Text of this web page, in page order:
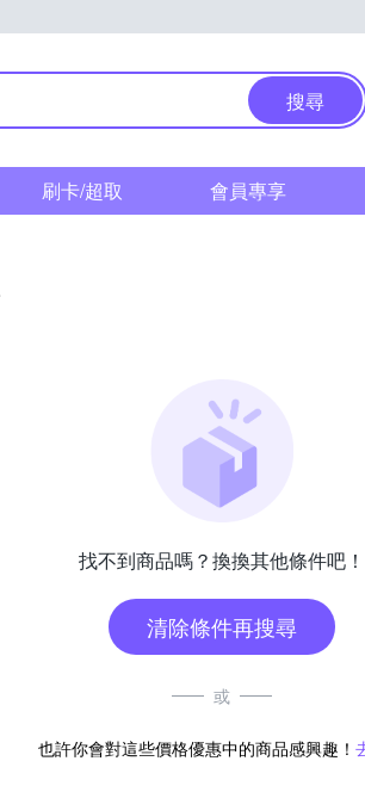
搜尋
刷卡/超取 會員專享
找不到商品嗎？換換其他條件吧！
清除條件再搜尋
或
也許你會對這些價格優惠中的商品感興趣！